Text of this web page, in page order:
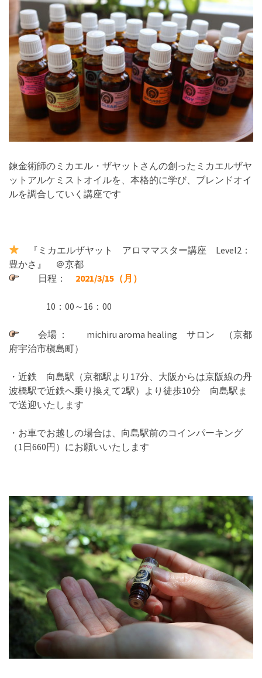
錬金術師のミカエル・ザヤットさんの創ったミカエルザヤ
ットアルケミストオイルを、本格的に学び、ブレンドオイ
ルを調合していく講座です
『ミカエルザヤット アロママスター講座 Level2：
豊かさ』 ＠京都
日程： 2021/3/15（月）
10：00～16：00
会場 ： michiru aroma healing サロン （京都
府宇治市槇島町）
・近鉄 向島駅（京都駅より17分、大阪からは京阪線の丹
波橋駅で近鉄へ乗り換えて2駅）より徒歩10分 向島駅ま
で送迎いたします
・お車でお越しの場合は、向島駅前のコインパーキング
（1日660円）にお願いいたします